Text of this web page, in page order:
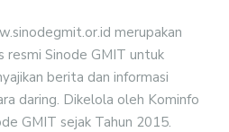
merupakan
resmi Sinode GMIT untuk
berita dan informasi
daring. Dikelola oleh Kominfo
GMIT sejak Tahun 2015.